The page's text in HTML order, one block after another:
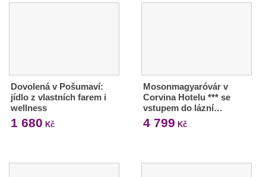
Dovolená v Pošumaví:
jídlo z vlastních farem i
wellness
1 680 Kč
Mosonmagyaróvár v
Corvina Hotelu *** se
vstupem do lázní…
4 799 Kč